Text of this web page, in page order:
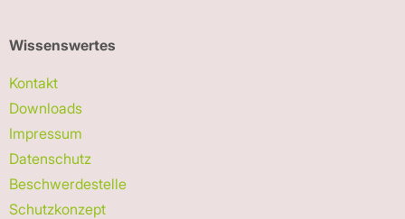
Wissenswertes
Kontakt
Downloads
Impressum
Datenschutz
Beschwerdestelle
Schutzkonzept